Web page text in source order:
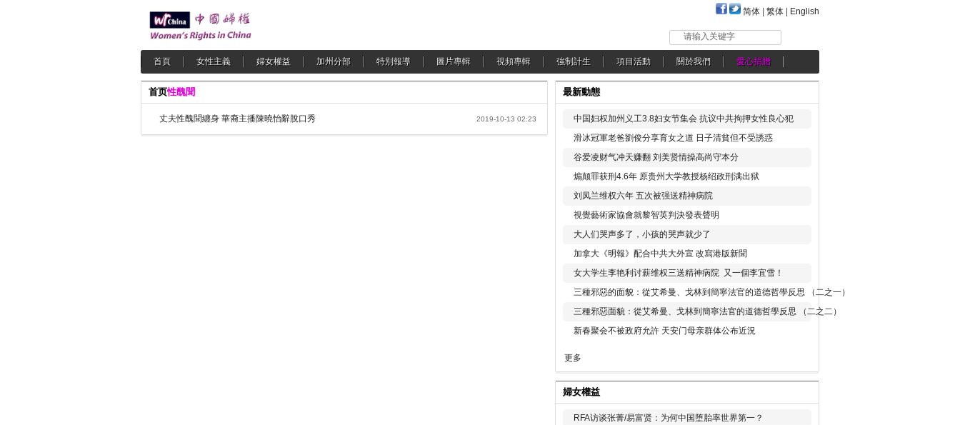
简体 繁体 English
请输入关键字
首頁 女性主義 婦女權益 加州分部 特別報導 圖片專輯 視頻專輯 強制計生 項目活動 關於我們 愛心捐贈
首页性醜聞
丈夫性醜聞纏身 華裔主播陳曉怡辭脫口秀 2019-10-13 02:23
最新動態
中国妇权加州义工3.8妇女节集会 抗议中共拘押女性良心犯
滑冰冠軍老爸劉俊分享育女之道 日子清貧但不受誘惑
谷爱凌财气冲天赚翻 刘美贤情操高尚守本分
煽颠罪获刑4.6年 原贵州大学教授杨绍政刑满出狱
刘凤兰维权六年 五次被强送精神病院
視覺藝術家協會就黎智英判決發表聲明
大人们哭声多了，小孩的哭声就少了
加拿大《明報》配合中共大外宣 改寫港版新聞
女大学生李艳利讨薪维权三送精神病院 又一個李宜雪！
三種邪惡的面貌：從艾希曼、戈林到簡寧法官的道德哲學反思 （二之一）
三種邪惡面貌：從艾希曼、戈林到簡寧法官的道德哲學反思 （二之二）
新春聚会不被政府允許 天安门母亲群体公布近況
更多
婦女權益
RFA访谈张菁/易富贤：为何中国堕胎率世界第一？